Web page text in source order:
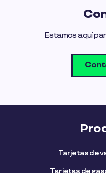
Estamos aquí
Tarjetas de
Tarjetas de